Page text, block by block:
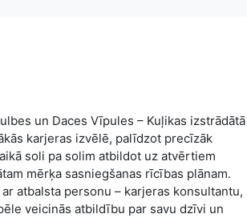
un Daces Vīpules – Kuļikas izstrādātā
karjeras izvēlē, palīdzot precīzāk
soli pa solim atbildot uz atvērtiem
mērķa sasniegšanas rīcības plānam.
atbalsta personu – karjeras konsultantu,
veicinās atbildību par savu dzīvi un